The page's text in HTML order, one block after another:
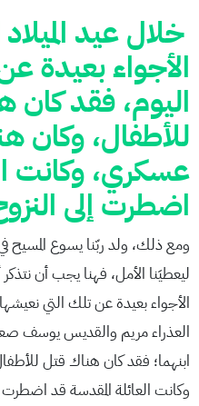
خلال عيد
الأجواء بعيدة
اليوم، فقد كان
للأطفال، وكان
عسكري، وكانت
اضطرت إلى
ومع ذلك، ولد ربّنا يسوع المسيح
ليعطيَنا الأمل، فهنا يجب أن نتذكر
الأجواء بعيدة عن تلك التي
العذراء مريم والقديس يوسف
ابنهما؛ فقد كان هناك قتل
وكانت العائلة المقدسة قد اضطرت